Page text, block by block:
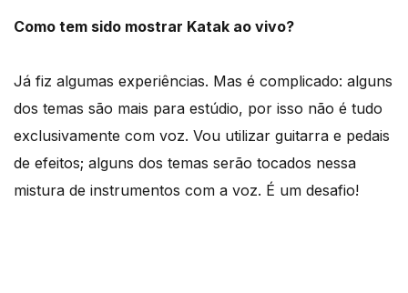
Como tem sido mostrar Katak ao vivo?
Já fiz algumas experiências. Mas é complicado: alguns
dos temas são mais para estúdio, por isso não é tudo
exclusivamente com voz. Vou utilizar guitarra e pedais
de efeitos; alguns dos temas serão tocados nessa
mistura de instrumentos com a voz. É um desafio!